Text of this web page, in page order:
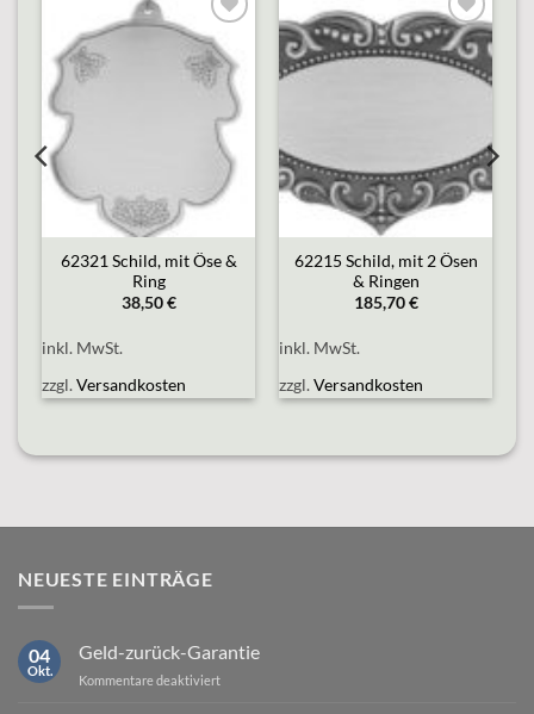
Add to
wishlist
62321 Schild, mit Öse &
Ring
38,50€
inkl. MwSt.
zzgl.Versandkosten
Add to
wishlist
62215 Schild, mit 2 Ösen
& Ringen
185,70€
inkl. MwSt.
zzgl.Versandkosten
NEUESTE EINTRÄGE
04
Okt.
Geld-zurück-Garantie
Kommentare deaktiviertfür